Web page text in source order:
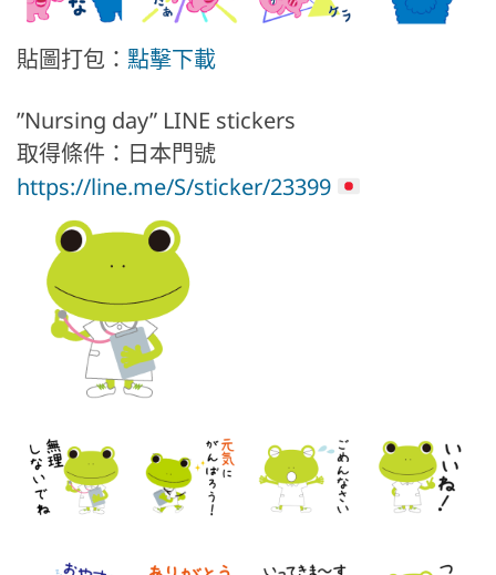
貼圖打包： 點擊下載
”Nursing day” LINE stickers
取得條件：日本門號
https://line.me/S/sticker/23399